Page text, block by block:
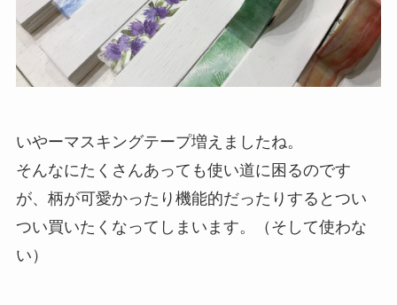
いやーマスキングテープ増えましたね。
そんなにたくさんあっても使い道に困るのです
が、柄が可愛かったり機能的だったりするとつい
つい買いたくなってしまいます。（そして使わな
い）